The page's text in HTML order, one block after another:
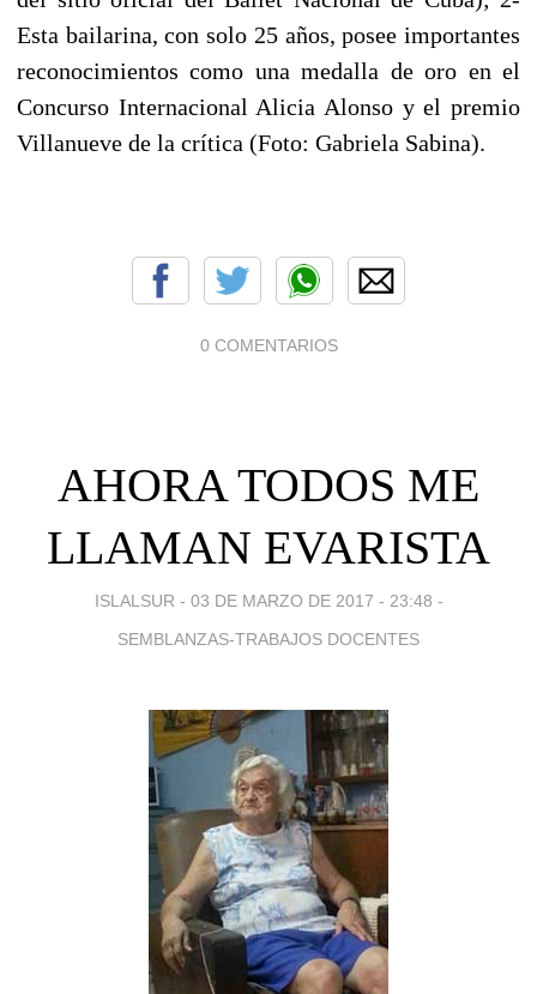
Esta bailarina, con solo 25 años, posee importantes
reconocimientos como una medalla de oro en el
Concurso Internacional Alicia Alonso y el premio
Villanueve de la crítica (Foto: Gabriela Sabina).
0 COMENTARIOS
AHORA TODOS ME
LLAMAN EVARISTA
ISLALSUR - 03 DE MARZO DE 2017 - 23:48 -
SEMBLANZAS-TRABAJOS DOCENTES